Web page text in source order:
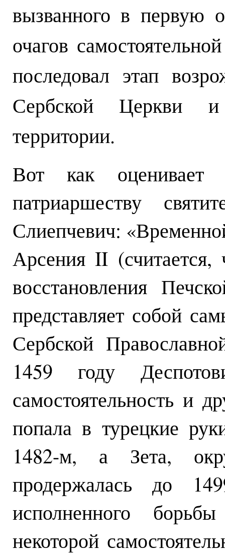
вызванного в первую
очагов
последовал этап
Сербской Церкви
территории.
Вот как оценивает
патриаршеству
Слиепчевич:
Арсения II
восстановления
представляет собой
Сербской
1459 году
самостоятельность и
попала в турецкие
1482-м, а Зета,
продержалась до
исполненного
некоторой